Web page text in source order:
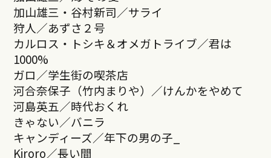
加山雄三・谷村新司／サライ
狩人／あずさ２号
カルロス・トシキ＆オメガトライブ／君は
1000%
ガロ／学生街の喫茶店
河合奈保子（竹内まりや）／けんかをやめて
河島英五／時代おくれ
きゃない／バニラ
キャンディーズ／年下の男の子_
Kiroro／長い間